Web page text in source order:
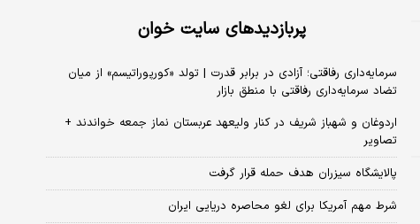
پربازدیدهای سایت خوان
سرمایه‌داری رفاقتی؛ آزادی در برابر قدرت | تولد «کورپوراتیسم» از میان
تضاد سرمایه‌داری رفاقتی با منطق بازار
اردوغان و شهباز شریف در کنار ولیعهد عربستان نماز جمعه خواندند +
تصاویر
پالایشگاه سیزران هدف حمله قرار گرفت
شرط مهم آمریکا برای لغو محاصره دریایی ایران